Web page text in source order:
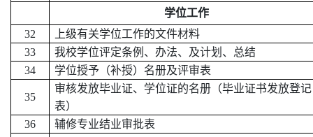
学位工作
32
上级有关学位工作的文件材料
33
我校学位评定条例、办法、及计划、总结
34
学位授予 （补授）名册及评审表
35
审核发放毕业证、学位证的名册（毕业证书发放登记
表）
36
辅修专业结业审批表